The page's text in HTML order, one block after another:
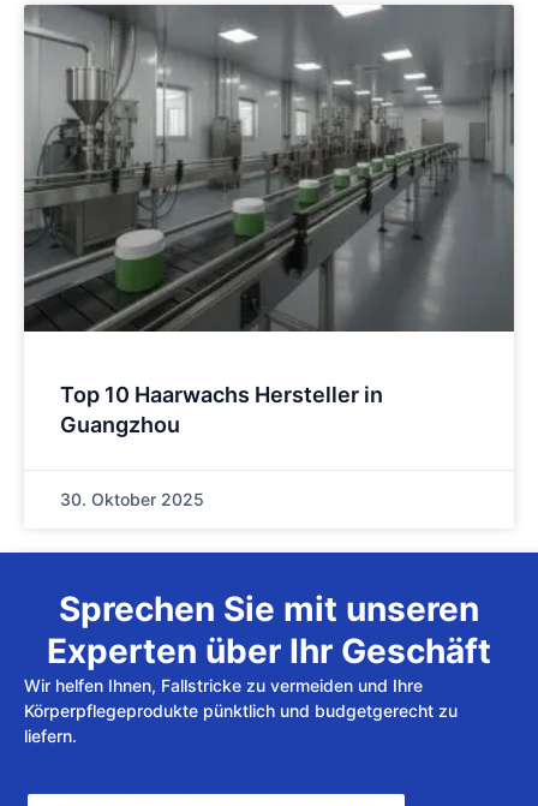
Top 10 Haarwachs Hersteller in
Guangzhou
30. Oktober 2025
Sprechen Sie mit unseren
Experten über Ihr Geschäft
Wir helfen Ihnen, Fallstricke zu vermeiden und Ihre
Körperpflegeprodukte pünktlich und budgetgerecht zu
liefern.